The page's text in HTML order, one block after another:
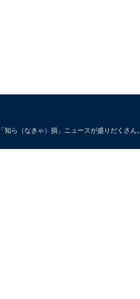
ら（なきゃ）損」ニュースが盛りだくさん。